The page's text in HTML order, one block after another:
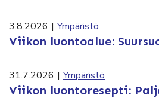
3.8.2026 | Ympäristö
Viikon luontoalue:
31.7.2026 | Ympäristö
Viikon luontoresepti: